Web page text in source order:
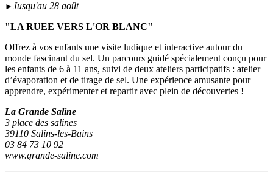
► Jusqu'au 28 août
"LA RUEE VERS L'OR BLANC"
Offrez à vos enfants une visite ludique et interactive autour du
monde fascinant du sel. Un parcours guidé spécialement conçu pour
les enfants de 6 à 11 ans, suivi de deux ateliers participatifs : atelier
d’évaporation et de tirage de sel. Une expérience amusante pour
apprendre, expérimenter et repartir avec plein de découvertes !
La Grande Saline
3 place des salines
39110 Salins-les-Bains
03 84 73 10 92
www.grande-saline.com